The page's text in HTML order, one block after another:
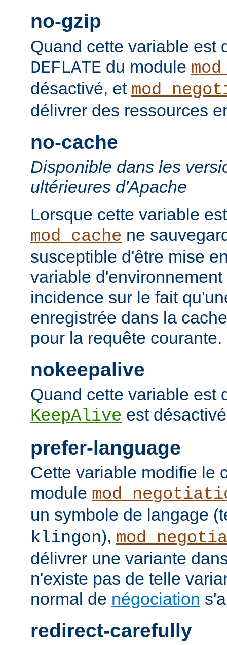
no-gzip
Quand cette variable est
DEFLATE du module
désactivé, et
délivrer des ressources
no-cache
Disponible dans les
ultérieures d'Apache
Lorsque cette variable
mod_cache ne
susceptible d'être mise
variable
incidence sur le fait
enregistrée dans la
pour la requête courante.
nokeepalive
Quand cette variable est
KeepAlive est
prefer-language
Cette variable modifie le
module
un symbole de langage
klingon),
délivrer une variante
n'existe pas de telle
normal de négociation
redirect-carefully